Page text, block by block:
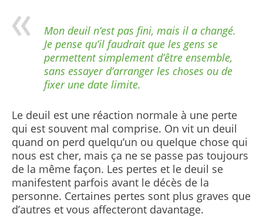
Mon deuil n’est pas fini, mais il a changé.
Je pense qu’il faudrait que les gens se
permettent simplement d’être ensemble,
sans essayer d’arranger les choses ou de
fixer une date limite.
Le deuil est une réaction normale à une perte
qui est souvent mal comprise. On vit un deuil
quand on perd quelqu’un ou quelque chose qui
nous est cher, mais ça ne se passe pas toujours
de la même façon. Les pertes et le deuil se
manifestent parfois avant le décès de la
personne. Certaines pertes sont plus graves que
d’autres et vous affecteront davantage.